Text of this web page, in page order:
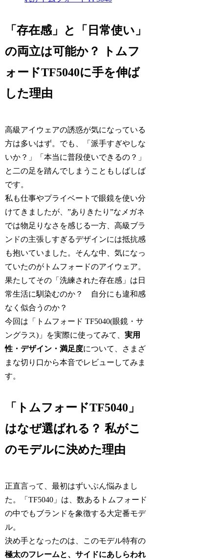
「存在感」と「日常使い」
の両立は可能か？ トムフ
ォードTF5040に手を伸ば
した理由
高級アイウェアの誘惑が気になっている
方は多いはず。でも、「派手すぎやしな
いか？」「本当に普段使いできるの？」
と二の足を踏んでしまうこともしばしば
です。
私も仕事やプライベートで眼鏡を使い分
けてきましたが、”ありきたり”なメガネ
では物足りなさを感じる一方、高級ブラ
ンドの主張しすぎるデザインには抵抗感
も抱いていました。そんな中、気になっ
ていたのがトムフォードのアイウェア。
果たしてその「洗練された存在感」は日
常生活に馴染むのか？ 自分にも違和感
なく似合うのか？
今回は「トムフォード TF5040(眼鏡・サ
ングラス)」を実際に使ってみて、実用
性・デザイン・満足度について、さまざ
まな切り口から本音でレビューしてみま
す。
「トムフォードTF5040」
はなぜ選ばれる？ 私がこ
のモデルに決めた理由
正直言って、最初はずいぶん悩みまし
た。「TF5040」は、数あるトムフォード
の中でもブランドを象徴する大定番モデ
ル。
決め手となったのは、このモデル特有の
極太のフレームと、サイドにあしらわれ